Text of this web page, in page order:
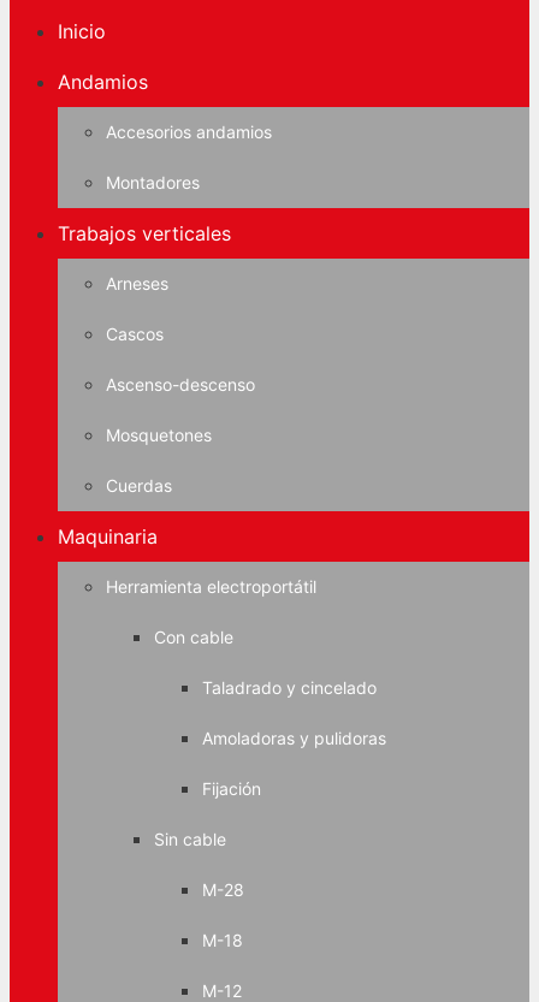
Inicio
Andamios
Accesorios andamios
Montadores
Trabajos verticales
Arneses
Cascos
Ascenso-descenso
Mosquetones
Cuerdas
Maquinaria
Herramienta electroportátil
Con cable
Taladrado y cincelado
Amoladoras y pulidoras
Fijación
Sin cable
M-28
M-18
M-12